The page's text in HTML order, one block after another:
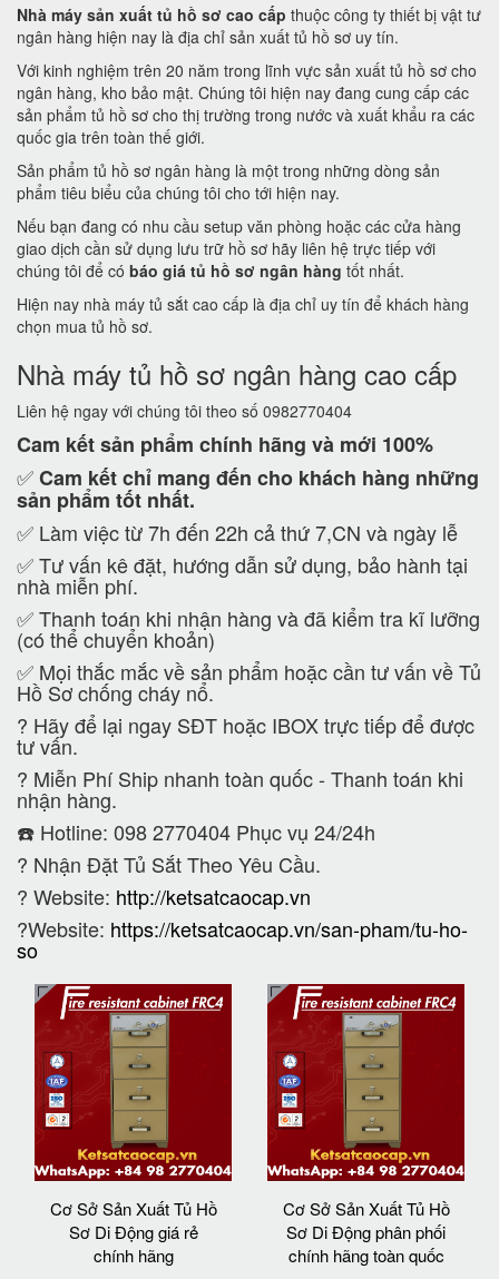
Nhà máy sản xuất tủ hồ sơ cao cấp thuộc công ty thiết bị vật tư
ngân hàng hiện nay là địa chỉ sản xuất tủ hồ sơ uy tín.
Với kinh nghiệm trên 20 năm trong lĩnh vực sản xuất tủ hồ sơ cho
ngân hàng, kho bảo mật. Chúng tôi hiện nay đang cung cấp các
sản phẩm tủ hồ sơ cho thị trường trong nước và xuất khẩu ra các
quốc gia trên toàn thế giới.
Sản phẩm tủ hồ sơ ngân hàng là một trong những dòng sản
phẩm tiêu biểu của chúng tôi cho tới hiện nay.
Nếu bạn đang có nhu cầu setup văn phòng hoặc các cửa hàng
giao dịch cần sử dụng lưu trữ hồ sơ hãy liên hệ trực tiếp với
chúng tôi để có báo giá tủ hồ sơ ngân hàng tốt nhất.
Hiện nay nhà máy tủ sắt cao cấp là địa chỉ uy tín để khách hàng
chọn mua tủ hồ sơ.
Nhà máy tủ hồ sơ ngân hàng cao cấp
Liên hệ ngay với chúng tôi theo số 0982770404
Cam kếtsản phẩm chính hãng và mới 100%
✅Cam kếtchỉ mang đến cho khách hàng những
sản phẩm tốt nhất.
✅ Làm việc từ 7h đến 22h cả thứ 7,CN và ngày lễ
✅ Tư vấn kê đặt, hướng dẫn sử dụng, bảo hành tại
nhà miễn phí.
✅ Thanh toán khi nhận hàng và đã kiểm tra kĩ lưỡng
(có thể chuyển khoản)
✅ Mọi thắc mắc về sản phẩm hoặc cần tư vấn về Tủ
Hồ Sơ chống cháy nổ.
? Hãy để lại ngay SĐT hoặc IBOX trực tiếp để được
tư vấn.
? Miễn Phí Ship nhanh toàn quốc - Thanh toán khi
nhận hàng.
☎️ Hotline: 098 2770404 Phục vụ 24/24h
? Nhận Đặt Tủ Sắt Theo Yêu Cầu.
? Website: http://ketsatcaocap.vn
?Website: https://ketsatcaocap.vn/san-pham/tu-ho-
so
Cơ Sở Sản Xuất Tủ Hồ
Sơ Di Động giá rẻ
chính hãng
Cơ Sở Sản Xuất Tủ Hồ
Sơ Di Động phân phối
chính hãng toàn quốc